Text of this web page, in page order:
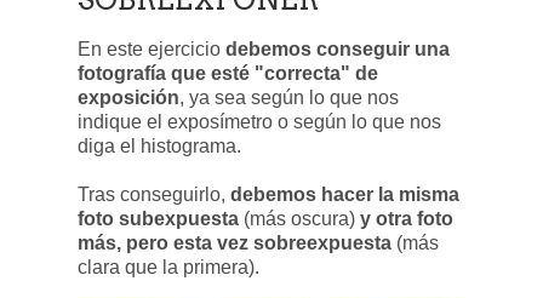
En este ejercicio debemos conseguir una
fotografía que esté "correcta" de
exposición, ya sea según lo que nos
indique el exposímetro o según lo que nos
diga el histograma.
Tras conseguirlo, debemos hacer la misma
foto subexpuesta (más oscura) y otra foto
más, pero esta vez sobreexpuesta (más
clara que la primera).